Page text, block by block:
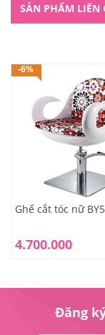
SẢN PHẨM LIÊN
-6%
Ghế cắt tóc nữ
4.700.000
Đăng